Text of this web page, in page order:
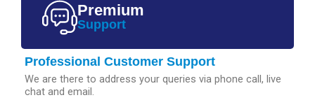
Premium
Support
Professional Customer Support
We are there to address your queries via phone call, live
chat and email.